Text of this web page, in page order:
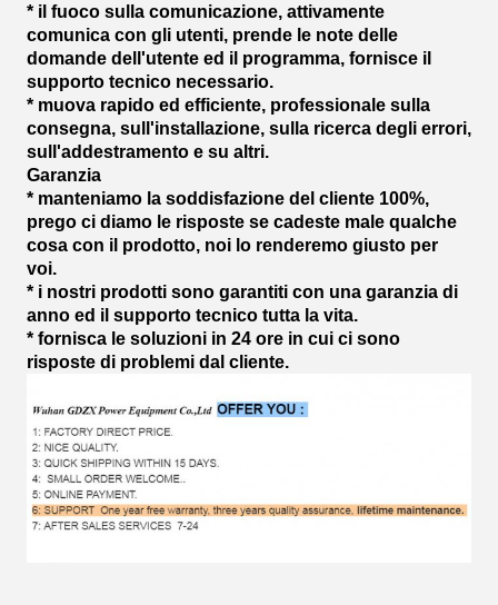
* il fuoco sulla comunicazione, attivamente
comunica con gli utenti, prende le note delle
domande dell'utente ed il programma, fornisce il
supporto tecnico necessario.
* muova rapido ed efficiente, professionale sulla
consegna, sull'installazione, sulla ricerca degli errori,
sull'addestramento e su altri.
Garanzia
* manteniamo la soddisfazione del cliente 100%,
prego ci diamo le risposte se cadeste male qualche
cosa con il prodotto, noi lo renderemo giusto per
voi.
* i nostri prodotti sono garantiti con una garanzia di
anno ed il supporto tecnico tutta la vita.
* fornisca le soluzioni in 24 ore in cui ci sono
risposte di problemi dal cliente.